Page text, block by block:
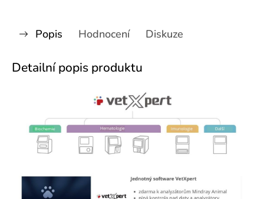
Popis Hodnocení Diskuze
Detailní popis produktu